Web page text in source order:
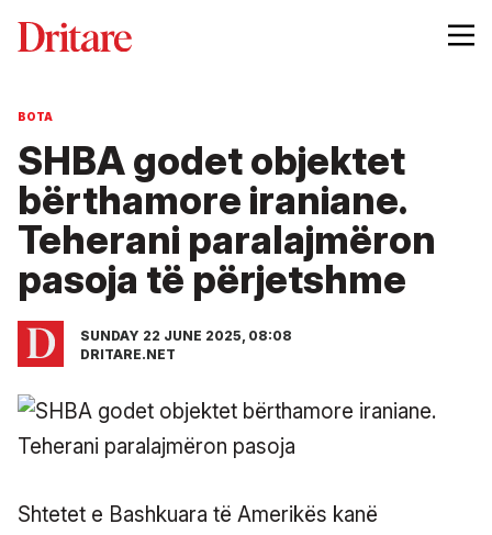
BOTA
SHBA godet objektet
bërthamore iraniane.
Teherani paralajmëron
pasoja të përjetshme
SUNDAY 22 JUNE 2025, 08:08
DRITARE.NET
Shtetet e Bashkuara të Amerikës kanë